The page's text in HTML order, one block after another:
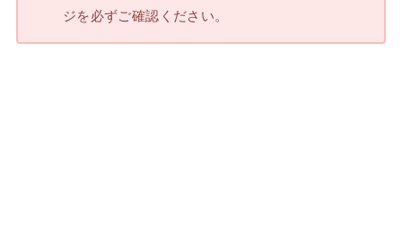
ジを必ずご確認ください。